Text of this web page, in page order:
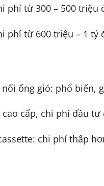
phí từ 300 – 500 triệu
phí từ 600 triệu – 1 tỷ
ống gió: phổ biến,
cao cấp, chi phí đầu
chi phí thấp